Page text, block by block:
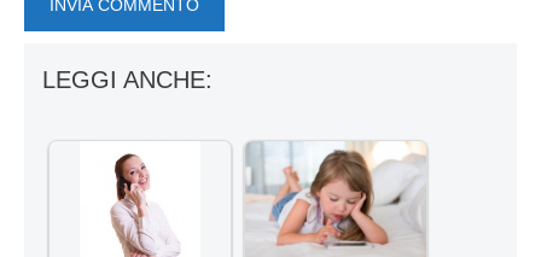
LEGGI ANCHE: